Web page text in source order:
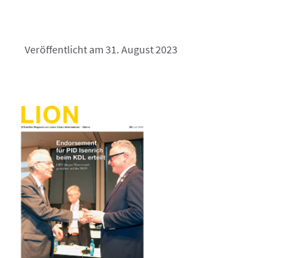
Veröffentlicht am 31. August 2023